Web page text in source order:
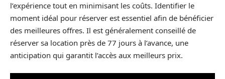
l’expérience tout en minimisant les coûts. Identifier le
moment idéal pour réserver est essentiel afin de bénéficier
des meilleures offres. Il est généralement conseillé de
réserver sa location près de 77 jours à l’avance, une
anticipation qui garantit l’accès aux meilleurs prix.